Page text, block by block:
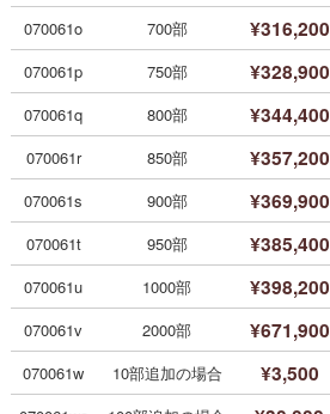
070061o 700部 ¥316,200
070061p 750部 ¥328,900
070061q 800部 ¥344,400
070061r 850部 ¥357,200
070061s 900部 ¥369,900
070061t 950部 ¥385,400
070061u 1000部 ¥398,200
070061v 2000部 ¥671,900
070061w 10部追加の場合 ¥3,500